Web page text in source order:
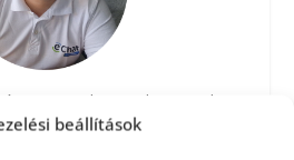
beállítások
3 gyermekes apuka vagyok. 15
és rádiós blogok írásával.